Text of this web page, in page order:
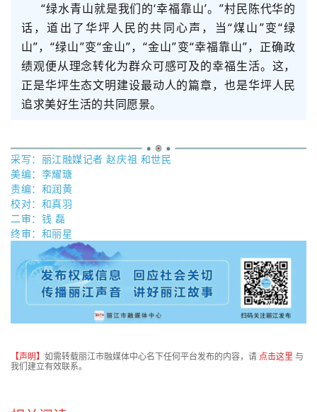
“绿水青山就是我们的‘幸福靠山’。”村民陈代华的
话，道出了华坪人民的共同心声，当“煤山”变“绿
山”，“绿山”变“金山”，“金山”变“幸福靠山”，正确政
绩观便从理念转化为群众可感可及的幸福生活。这，
正是华坪生态文明建设最动人的篇章，也是华坪人民
追求美好生活的共同愿景。
采写：丽江融媒记者 赵庆祖 和世民
美编：李耀瑭
责编：和润黄
校对：和真羽
二审：钱 磊
终审：和丽星
【声明】 如需转载丽江市融媒体中心名下任何平台发布的内容，请 点击这里 与
我们建立有效联系。